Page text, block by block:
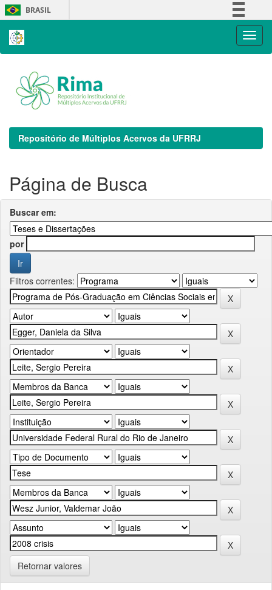
Skip
navigation
BRASIL
Repositório de Múltiplos Acervos da UFRRJ
Página de Busca
Buscar em:
por
Filtros correntes:
Retornar valores